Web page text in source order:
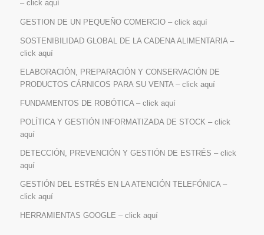
– click aquí
GESTION DE UN PEQUEÑO COMERCIO – click aquí
SOSTENIBILIDAD GLOBAL DE LA CADENA ALIMENTARIA –
click aquí
ELABORACIÓN, PREPARACIÓN Y CONSERVACIÓN DE
PRODUCTOS CÁRNICOS PARA SU VENTA – click aquí
FUNDAMENTOS DE ROBÓTICA – click aquí
POLÍTICA Y GESTIÓN INFORMATIZADA DE STOCK – click
aquí
DETECCIÓN, PREVENCIÓN Y GESTIÓN DE ESTRÉS – click
aquí
GESTIÓN DEL ESTRÉS EN LA ATENCIÓN TELEFÓNICA –
click aquí
HERRAMIENTAS GOOGLE – click aquí